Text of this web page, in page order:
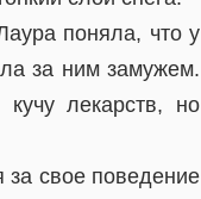
поняла, что у
за ним замужем.
лекарств, но
за свое поведение